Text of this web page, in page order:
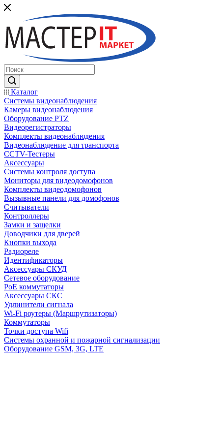
Каталог
Системы видеонаблюдения
Камеры видеонаблюдения
Оборудование PTZ
Видеорегистраторы
Комплекты видеонаблюдения
Видеонаблюдение для транспорта
CCTV-Тестеры
Аксессуары
Системы контроля доступа
Мониторы для видеодомофонов
Комплекты видеодомофонов
Вызывные панели для домофонов
Считыватели
Контроллеры
Замки и защелки
Доводчики для дверей
Кнопки выхода
Радиореле
Идентификаторы
Аксессуары СКУД
Сетевое оборудование
PoE коммутаторы
Аксессуары СКС
Удлинители сигнала
Wi-Fi роутеры (Маршрутизаторы)
Коммутаторы
Точки доступа Wifi
Системы охранной и пожарной сигнализации
Оборудование GSM, 3G, LTE